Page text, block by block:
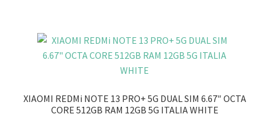
XIAOMI REDMi NOTE 13 PRO+ 5G DUAL SIM 6.67″ OCTA
CORE 512GB RAM 12GB 5G ITALIA WHITE